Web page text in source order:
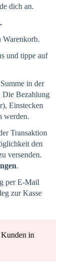
dich an.
Warenkorb.
und tippe auf
in der
Die Bezahlung
Einstecken
werden.
Transaktion
den
versenden.
.
per E-Mail
zur Kasse
in